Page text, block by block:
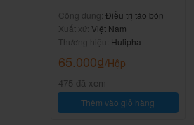
Công dụng: Điều trị táo bón
Xuất xứ: Việt Nam
Thương hiệu: Hulipha
65.000₫/Hộp
475 đã xem
Thêm vào giỏ hàng